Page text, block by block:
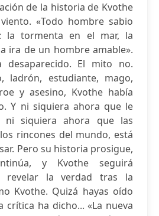
de la historia de Kvothe
«Todo hombre sabio
la tormenta en el mar, la
ira de un hombre amable».
desaparecido. El mito no.
ladrón, estudiante, mago,
y asesino, Kvothe había
Y ni siquiera ahora que le
ni siquiera ahora que las
rincones del mundo, está
Pero su historia prosigue,
y Kvothe seguirá
revelar la verdad tras la
Kvothe. Quizá hayas oído
crítica ha dicho... «La nueva